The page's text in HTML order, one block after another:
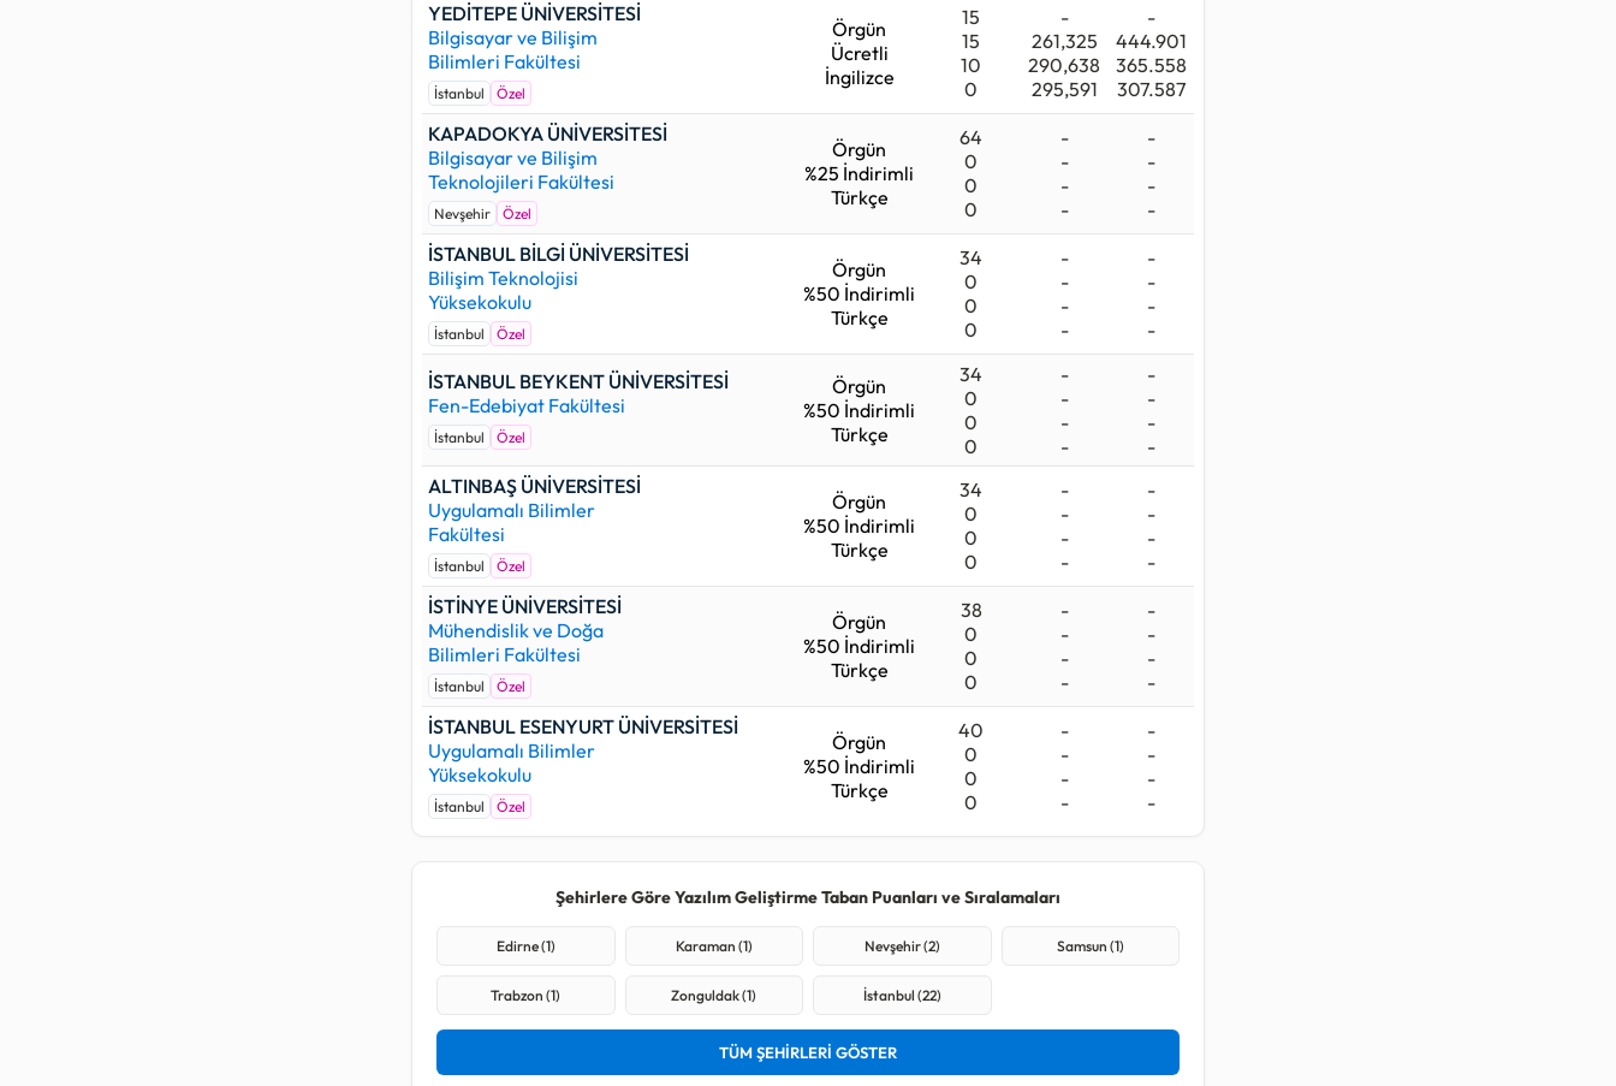
YEDİTEPE ÜNİVERSİTESİ
Bilgisayar ve Bilişim
Bilimleri Fakültesi
İstanbul Özel
Örgün
Ücretli
İngilizce
15
15
10
0
-
261,325
290,638
295,591
-
444.901
365.558
307.587
KAPADOKYA ÜNİVERSİTESİ
Bilgisayar ve Bilişim
Teknolojileri Fakültesi
Nevşehir Özel
Örgün
%25 İndirimli
Türkçe
64
0
0
0
-
-
-
-
-
-
-
-
İSTANBUL BİLGİ ÜNİVERSİTESİ
Bilişim Teknolojisi
Yüksekokulu
İstanbul Özel
Örgün
%50 İndirimli
Türkçe
34
0
0
0
-
-
-
-
-
-
-
-
İSTANBUL BEYKENT ÜNİVERSİTESİ
Fen-Edebiyat Fakültesi
İstanbul Özel
Örgün
%50 İndirimli
Türkçe
34
0
0
0
-
-
-
-
-
-
-
-
ALTINBAŞ ÜNİVERSİTESİ
Uygulamalı Bilimler
Fakültesi
İstanbul Özel
Örgün
%50 İndirimli
Türkçe
34
0
0
0
-
-
-
-
-
-
-
-
İSTİNYE ÜNİVERSİTESİ
Mühendislik ve Doğa
Bilimleri Fakültesi
İstanbul Özel
Örgün
%50 İndirimli
Türkçe
38
0
0
0
-
-
-
-
-
-
-
-
İSTANBUL ESENYURT ÜNİVERSİTESİ
Uygulamalı Bilimler
Yüksekokulu
İstanbul Özel
Örgün
%50 İndirimli
Türkçe
40
0
0
0
-
-
-
-
-
-
-
-
Şehirlere Göre Yazılım Geliştirme Taban Puanları ve Sıralamaları
Edirne (1) Karaman (1) Nevşehir (2) Samsun (1)
Trabzon (1) Zonguldak (1) İstanbul (22)
TÜM ŞEHİRLERİ GÖSTER